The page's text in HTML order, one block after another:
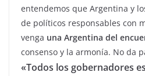
entendemos que Argentina y
de políticos responsables con
venga una Argentina del
consenso y la armonía. No da
«Todos los gobernadores